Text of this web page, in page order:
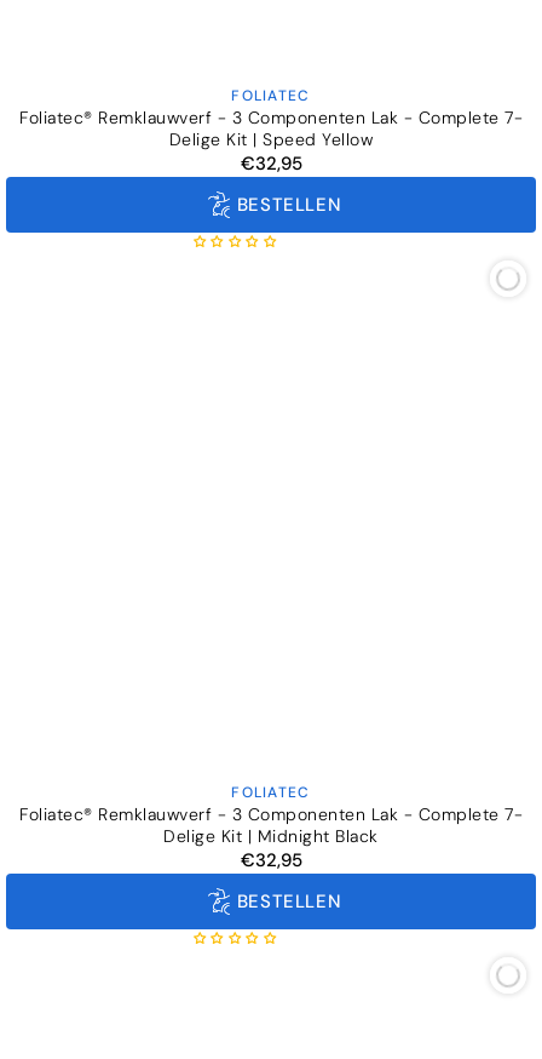
Verkoper:
FOLIATEC
Foliatec® Remklauwverf - 3 Componenten Lak - Complete 7-
Delige Kit | Speed Yellow
Normale
€32,95
BESTELLEN
Verkoper:
FOLIATEC
Foliatec® Remklauwverf - 3 Componenten Lak - Complete 7-
Delige Kit | Midnight Black
Normale
€32,95
BESTELLEN